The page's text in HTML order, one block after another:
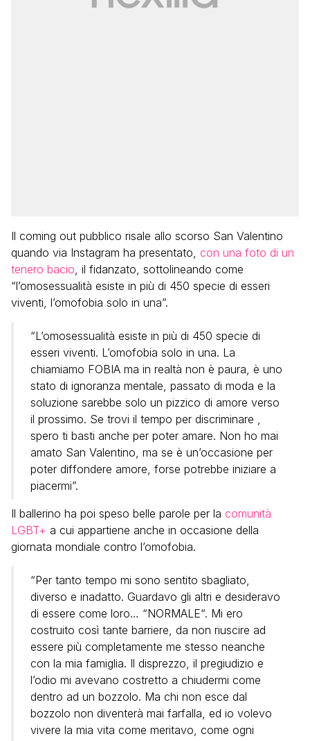
Il coming out pubblico risale allo scorso San Valentino
quando via Instagram ha presentato, con una foto di un
tenero bacio, il fidanzato, sottolineando come
“l’omosessualità esiste in più di 450 specie di esseri
viventi, l’omofobia solo in una”.
“L’omosessualità esiste in più di 450 specie di
esseri viventi. L’omofobia solo in una. La
chiamiamo FOBIA ma in realtà non è paura, è uno
stato di ignoranza mentale, passato di moda e la
soluzione sarebbe solo un pizzico di amore verso
il prossimo. Se trovi il tempo per discriminare ,
spero ti basti anche per poter amare. Non ho mai
amato San Valentino, ma se è un’occasione per
poter diffondere amore, forse potrebbe iniziare a
piacermi”.
Il ballerino ha poi speso belle parole per la comunità
LGBT+ a cui appartiene anche in occasione della
giornata mondiale contro l’omofobia.
“Per tanto tempo mi sono sentito sbagliato,
diverso e inadatto. Guardavo gli altri e desideravo
di essere come loro… “NORMALE“. Mi ero
costruito così tante barriere, da non riuscire ad
essere più completamente me stesso neanche
con la mia famiglia. Il disprezzo, il pregiudizio e
l’odio mi avevano costretto a chiudermi come
dentro ad un bozzolo. Ma chi non esce dal
bozzolo non diventerà mai farfalla, ed io volevo
vivere la mia vita come meritavo, come ogni